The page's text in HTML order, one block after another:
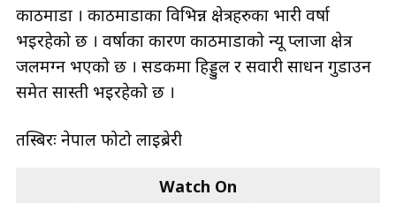
काठमाडौँ । काठमाडौँका विभिन्न क्षेत्रहरुका भारी वर्षा
भइरहेको छ । वर्षाका कारण काठमाडौँको न्यू प्लाजा क्षेत्र
जलमग्न भएको छ । सडकमा हिड्डुल र सवारी साधन गुडाउन
समेत सास्ती भइरहेको छ ।
तस्बिरः नेपाल फोटो लाइब्रेरी
Watch On